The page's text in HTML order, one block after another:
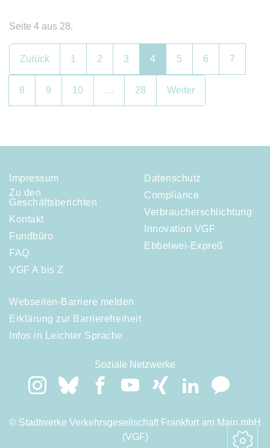
Seite 4 aus 28.
Zurück 1 2 3 4 5 6 7
8 9 10 … 28 Weiter
Impressum
Zu den
Geschäftsberichten
Kontakt
Fundbüro
FAQ
VGF A bis Z
Datenschutz
Compliance
Verbraucherschlichtung
Innovation VGF
Ebbelwei-Expreß
Webseiten-Barriere melden
Erklärung zur Barrierefreiheit
Infos in Leichter Sprache
Soziale Netzwerke
© Stadtwerke Verkehrsgesellschaft Frankfurt am Main mbH
(VGF)